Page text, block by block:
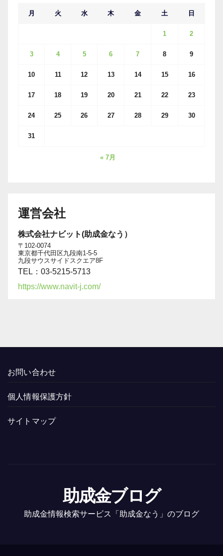
月 火 水 木 金 土 日
1 2
3 4 5 6 7 8 9
10 11 12 13 14 15 16
17 18 19 20 21 22 23
24 25 26 27 28 29 30
31
« 7月
運営会社
株式会社ナビット(助成金なう）
〒102-0074
東京都千代田区九段南1-5-5
九段サウスサイドスクエア8F
TEL：03-5215-5713
https://www.navit-j.com/
お問い合わせ
個人情報保護方針
サイトマップ
助成金ブログ
助成金情報検索サービス「助成金なう」のブログ